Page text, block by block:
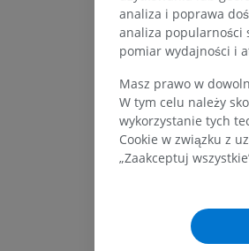
RM przodostopia
RM kończyny dolnej
analiza i poprawa
analiza popularności
pomiar wydajności i
Masz prawo w
W tym celu należy
wykorzystanie tych
Cookie w związku z
„Zaakceptuj